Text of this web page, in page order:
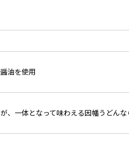
油を使用
、一体となって味わえる因幡うどんな